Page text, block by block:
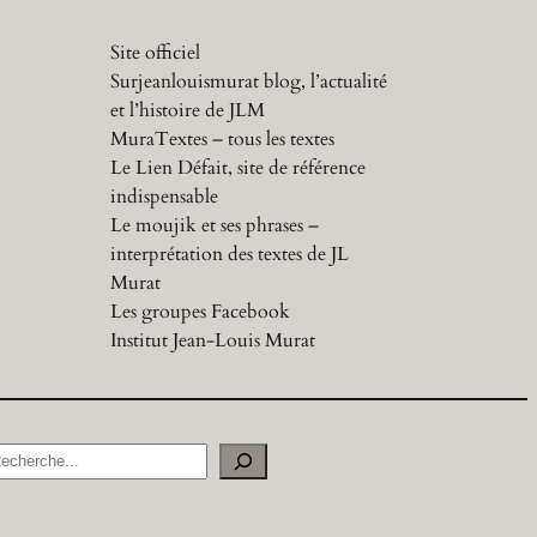
Site officiel
Surjeanlouismurat blog, l’actualité
et l’histoire de JLM
MuraTextes – tous les textes
Le Lien Défait, site de référence
indispensable
Le moujik et ses phrases –
interprétation des textes de JL
Murat
Les groupes Facebook
Institut Jean-Louis Murat